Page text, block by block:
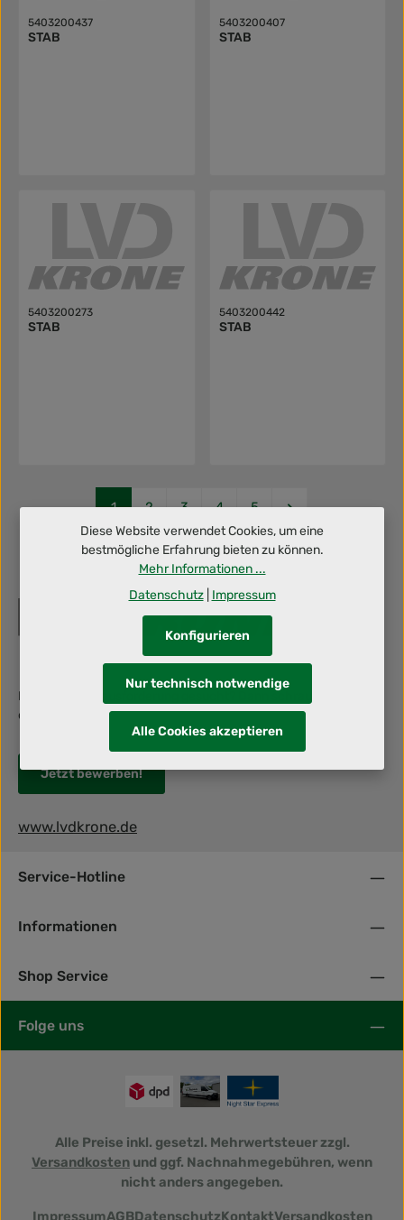
5403200437
STAB
5403200407
STAB
5403200273
STAB
5403200442
STAB
Seite
1 Seite
2 Seite
3 Seite
4 Seite
5
Berufliche Herausforderung gesucht? Dann schraub' mit uns an
deiner Zukunft!
Jetzt bewerben!
www.lvdkrone.de
Service-Hotline
Informationen
Shop Service
Folge uns
Alle Preise inkl. gesetzl. Mehrwertsteuer zzgl.
Versandkosten und ggf. Nachnahmegebühren, wenn
nicht anders angegeben.
Diese Website verwendet Cookies, um eine
bestmögliche Erfahrung bieten zu können.
Mehr Informationen ...
Datenschutz| Impressum
Nur technisch notwendige
Konfigurieren
Alle Cookies akzeptieren